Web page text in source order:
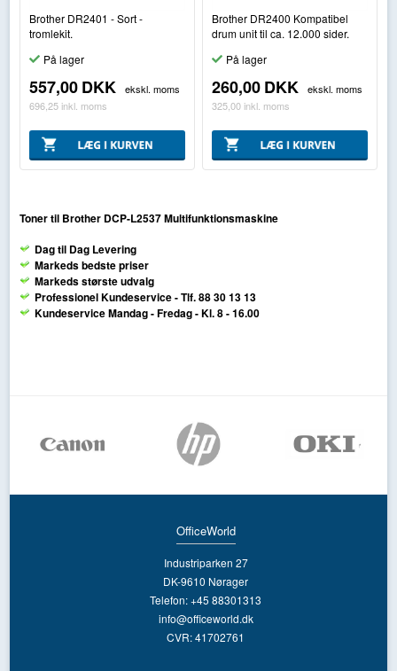
Brother DR2401 - Sort -
tromlekit.
På lager
557,00DKK
ekskl. moms
696,25 inkl. moms
Brother DR2400 Kompatibel
drum unit til ca. 12.000 sider.
På lager
260,00DKK
ekskl. moms
325,00 inkl. moms
Toner til Brother DCP-L2537 Multifunktionsmaskine
Dag til Dag Levering
Markeds bedste priser
Markeds største udvalg
Professionel Kundeservice - Tlf. 88 30 13 13
Kundeservice Mandag - Fredag - Kl. 8 - 16.00
OfficeWorld
Industriparken 27
DK-9610 Nørager
Telefon: +45 88301313
info@officeworld.dk
CVR: 41702761